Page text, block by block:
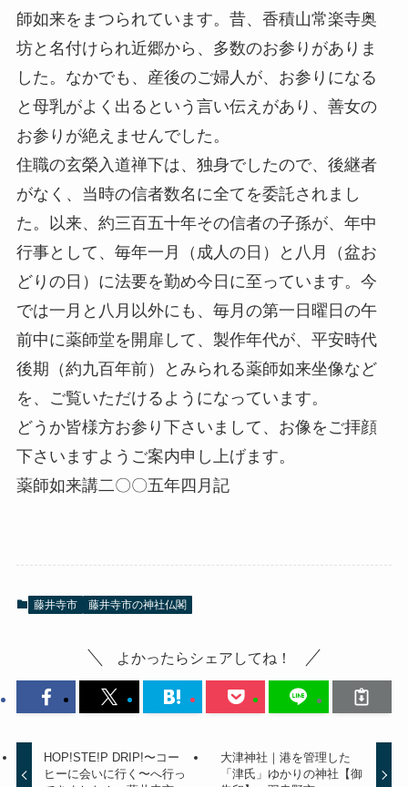
師如来をまつられています。昔、香積山常楽寺奥
坊と名付けられ近郷から、多数のお参りがありま
した。なかでも、産後のご婦人が、お参りになる
と母乳がよく出るという言い伝えがあり、善女の
お参りが絶えませんでした。
住職の玄榮入道禅下は、独身でしたので、後継者
がなく、当時の信者数名に全てを委託されまし
た。以来、約三百五十年その信者の子孫が、年中
行事として、毎年一月（成人の日）と八月（盆お
どりの日）に法要を勤め今日に至っています。今
では一月と八月以外にも、毎月の第一日曜日の午
前中に薬師堂を開扉して、製作年代が、平安時代
後期（約九百年前）とみられる薬師如来坐像など
を、ご覧いただけるようになっています。
どうか皆様方お参り下さいまして、お像をご拝顔
下さいますようご案内申し上げます。
薬師如来講二〇〇五年四月記
藤井寺市 藤井寺市の神社仏閣
よかったらシェアしてね！
HOP!STE!P DRIP!〜コー
ヒーに会いに行く〜へ行っ
大津神社｜港を管理した
「津氏」ゆかりの神社【御